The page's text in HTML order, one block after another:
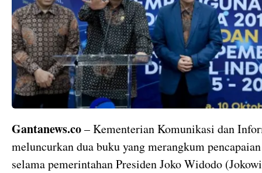
Gantanews.co– Kementerian Komunikasi dan
meluncurkan dua buku yang merangkum
selama pemerintahan Presiden Joko Widodo